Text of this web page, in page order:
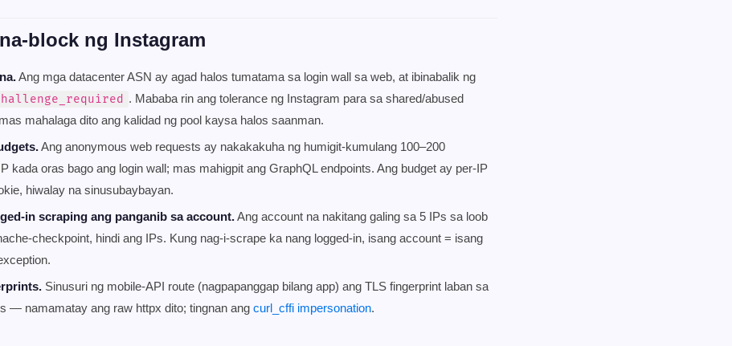
block ng Instagram
Ang mga datacenter ASN ay agad halos tumatama sa login wall sa web, at ibinabalik ng
. Mababa rin ang tolerance ng Instagram para sa shared/abused
mahalaga dito ang kalidad ng pool kaysa halos saanman.
Ang anonymous web requests ay nakakakuha ng humigit-kumulang 100–200
kada oras bago ang login wall; mas mahigpit ang GraphQL endpoints. Ang budget ay per-IP
hiwalay na sinusubaybayan.
in scraping ang panganib sa account.Ang account na nakitang galing sa 5 IPs sa loob
checkpoint, hindi ang IPs. Kung nag-i-scrape ka nang logged-in, isang account = isang
Sinusuri ng mobile-API route (nagpapanggap bilang app) ang TLS fingerprint laban sa
— namamatay ang raw httpx dito; tingnan ang curl_cffi impersonation.